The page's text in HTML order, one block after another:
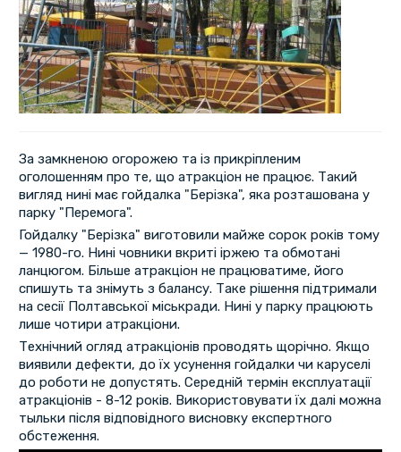
За замкненою огорожею та із прикріпленим
оголошенням про те, що атракціон не працює. Такий
вигляд нині має гойдалка "Берізка", яка розташована у
парку "Перемога".
Гойдалку "Берізка" виготовили майже сорок років тому
— 1980-го. Нині човники вкриті іржею та обмотані
ланцюгом. Більше атракціон не працюватиме, його
спишуть та знімуть з балансу. Таке рішення підтримали
на сесії Полтавської міськради. Нині у парку працюють
лише чотири атракціони.
Технічний огляд атракціонів проводять щорічно. Якщо
виявили дефекти, до їх усунення гойдалки чи каруселі
до роботи не допустять. Середній термін експлуатації
атракціонів - 8-12 років. Використовувати їх далі можна
тыльки після відповідного висновку експертного
обстеження.